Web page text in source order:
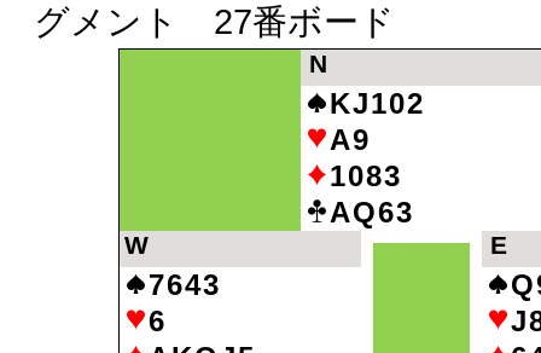
グメント 27番ボード
W
7643
6
N
KJ102
A9
1083
AQ63
E